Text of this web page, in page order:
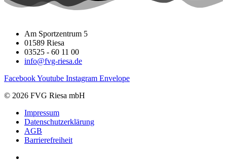
Am Sportzentrum 5
01589 Riesa
03525 - 60 11 00
info@fvg-riesa.de
FacebookYoutube Instagram Envelope
© 2026 FVG Riesa mbH
Impressum
Datenschutzerklärung
AGB
Barrierefreiheit